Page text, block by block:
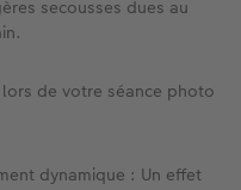
secousses dues au
de votre séance photo
dynamique : Un effet